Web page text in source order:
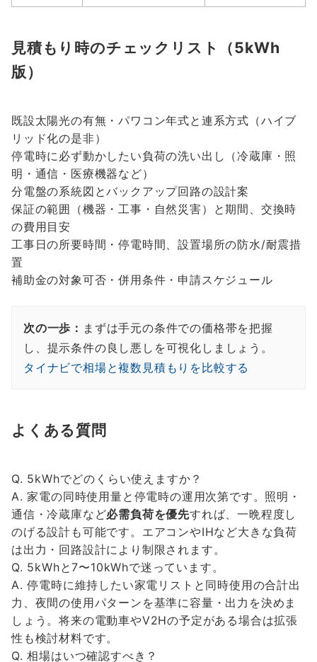
見積もり時のチェックリスト（5kWh
版）
既設太陽光の有無・パワコン年式と連系方式（ハイブ
リッド化の是非）
停電時に必ず動かしたい負荷の洗い出し（冷蔵庫・照
明・通信・医療機器など）
分電盤の系統図とバックアップ回路の設計案
保証の範囲（機器・工事・自然災害）と期間、交換時
の費用目安
工事日の所要時間・停電時間、設置場所の防水/耐震措
置
補助金の対象可否・併用条件・申請スケジュール
次の一歩： まずは手元の条件での価格帯を把握
し、提示条件の良し悪しを可視化しましょう。
タイナビで相場と複数見積もりを比較する
よくある質問
Q. 5kWhでどのくらい使えますか？
A. 家電の同時使用量と停電時の運用次第です。照明・
通信・冷蔵庫など必需負荷を優先すれば、一晩程度し
のげる設計も可能です。エアコンやIHなど大きな負荷
は出力・回路設計により制限されます。
Q. 5kWhと7〜10kWhで迷っています。
A. 停電時に維持したい家電リストと同時使用の合計出
力、夜間の使用パターンを基準に容量・出力を決めま
しょう。将来の電動車やV2Hの予定がある場合は拡張
性も検討材料です。
Q. 相場はいつ確認すべき？